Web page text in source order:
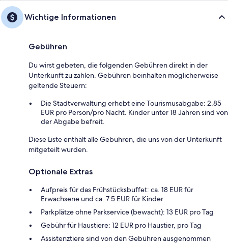
Wichtige Informationen
Gebühren
Du wirst gebeten, die folgenden Gebühren direkt in der
Unterkunft zu zahlen. Gebühren beinhalten möglicherweise
geltende Steuern:
Die Stadtverwaltung erhebt eine Tourismusabgabe: 2.85
EUR pro Person/pro Nacht. Kinder unter 18 Jahren sind von
der Abgabe befreit.
Diese Liste enthält alle Gebühren, die uns von der Unterkunft
mitgeteilt wurden.
Optionale Extras
Aufpreis für das Frühstücksbuffet: ca. 18 EUR für
Erwachsene und ca. 7.5 EUR für Kinder
Parkplätze ohne Parkservice (bewacht): 13 EUR pro Tag
Gebühr für Haustiere: 12 EUR pro Haustier, pro Tag
Assistenztiere sind von den Gebühren ausgenommen